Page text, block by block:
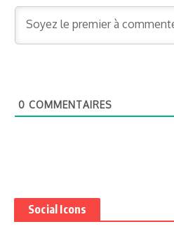
0 COMMENTAIRES
Social Icons